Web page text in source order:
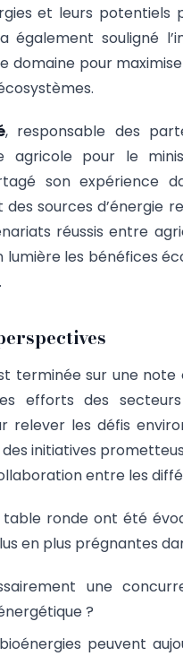
et leurs potentiels
également souligné
domaine pour
, responsable des
agricole pour le
son expérience
sources d’énergie
réussis entre
les bénéfices
terminée sur une
efforts des
relever les défis
initiatives
entre les
ronde ont été
en plus prégnantes
une
?
peuvent